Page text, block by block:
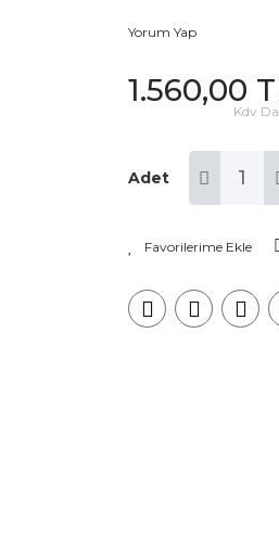
Yorum Yap
1.560,00
Kdv
Adet